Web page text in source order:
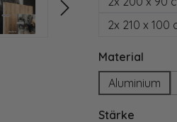
2x 210 x 100
Material
Aluminium
Stärke